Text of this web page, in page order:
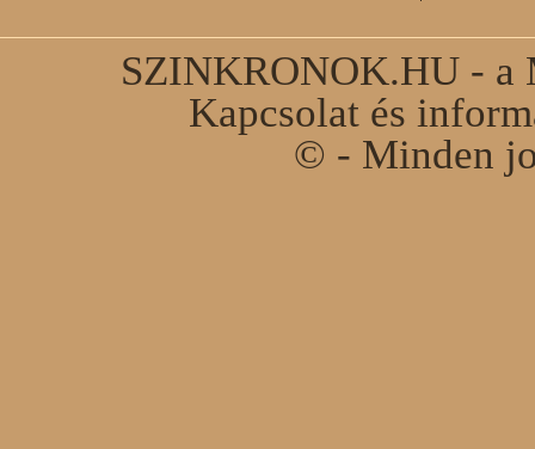
SZINKRONOK.HU - a
Kapcsolat és
© - Minden